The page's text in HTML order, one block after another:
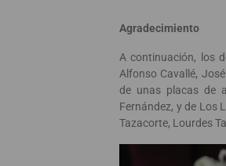
Agradecimiento
A continuación, los
Alfonso Cavallé,
de unas placas de
Fernández, y de Los
Tazacorte, Lourdes